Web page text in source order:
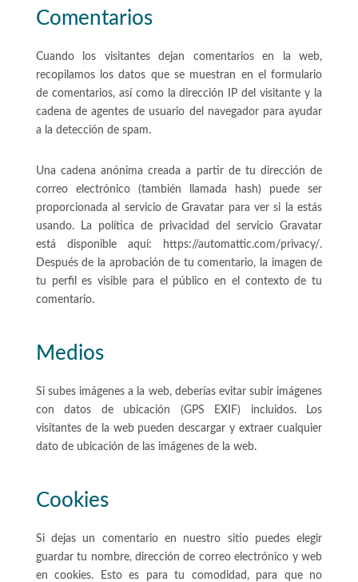
Comentarios
Cuando los visitantes dejan comentarios en la web,
recopilamos los datos que se muestran en el formulario
de comentarios, así como la dirección IP del visitante y la
cadena de agentes de usuario del navegador para ayudar
a la detección de spam.
Una cadena anónima creada a partir de tu dirección de
correo electrónico (también llamada hash) puede ser
proporcionada al servicio de Gravatar para ver si la estás
usando. La política de privacidad del servicio Gravatar
está disponible aquí: https://automattic.com/privacy/.
Después de la aprobación de tu comentario, la imagen de
tu perfil es visible para el público en el contexto de tu
comentario.
Medios
Si subes imágenes a la web, deberías evitar subir imágenes
con datos de ubicación (GPS EXIF) incluidos. Los
visitantes de la web pueden descargar y extraer cualquier
dato de ubicación de las imágenes de la web.
Cookies
Si dejas un comentario en nuestro sitio puedes elegir
guardar tu nombre, dirección de correo electrónico y web
en cookies. Esto es para tu comodidad, para que no